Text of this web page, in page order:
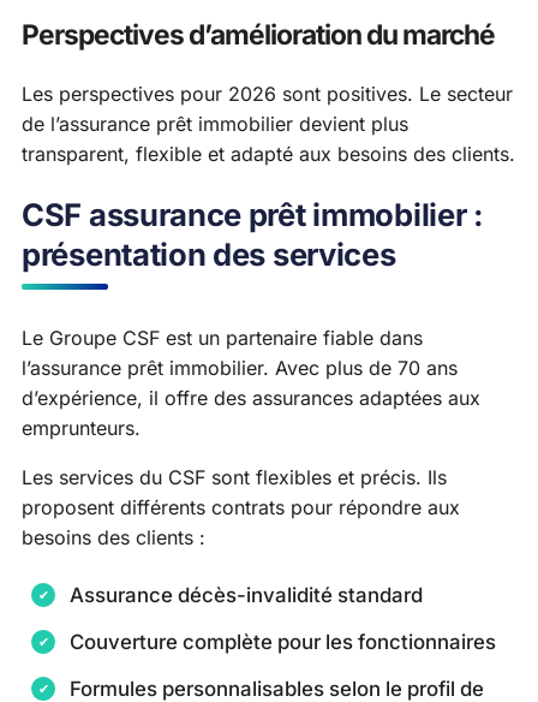
Perspectives d’amélioration du marché
Les perspectives pour 2026 sont positives. Le secteur
de l’assurance prêt immobilier devient plus
transparent, flexible et adapté aux besoins des clients.
CSF assurance prêt immobilier :
présentation des services
Le Groupe CSF est un partenaire fiable dans
l’assurance prêt immobilier. Avec plus de 70 ans
d’expérience, il offre des assurances adaptées aux
emprunteurs.
Les services du CSF sont flexibles et précis. Ils
proposent différents contrats pour répondre aux
besoins des clients :
Assurance décès-invalidité standard
Couverture complète pour les fonctionnaires
Formules personnalisables selon le profil de